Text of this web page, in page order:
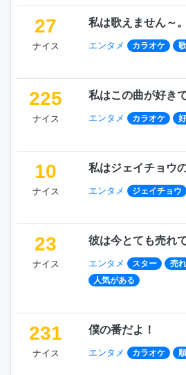
27
ナイス
私は歌えません～。
エンタメ カラオケ 歌
225
ナイス
私はこの曲が好きで
エンタメ カラオケ
10
ナイス
私はジェイチョウ
エンタメ ジェイチョウ
23
ナイス
彼は今とても売れ
エンタメ スター
売
人気がある
231
ナイス
僕の番だよ！
エンタメ カラオケ